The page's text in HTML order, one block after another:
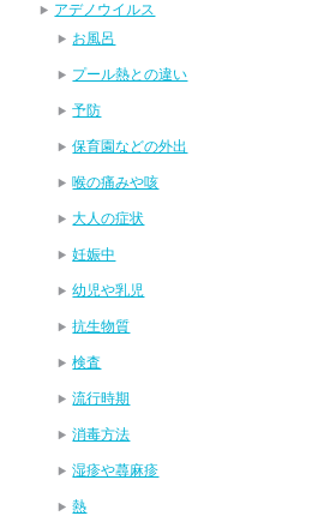
アデノウイルス
お風呂
プール熱との違い
予防
保育園などの外出
喉の痛みや咳
大人の症状
妊娠中
幼児や乳児
抗生物質
検査
流行時期
消毒方法
湿疹や蕁麻疹
熱